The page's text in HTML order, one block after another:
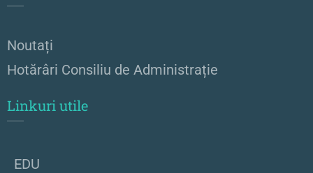
Noutați
Hotărâri Consiliu de Administrație
Linkuri utile
EDU